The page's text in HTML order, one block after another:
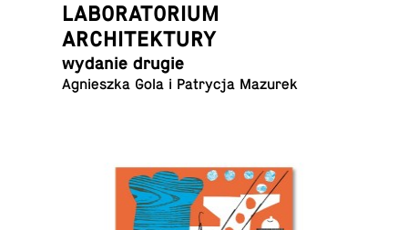
LABORATORIUM
ARCHITEKTURY
wydanie drugie
Agniesz­ka Gola i Pa­try­cja Mazurek